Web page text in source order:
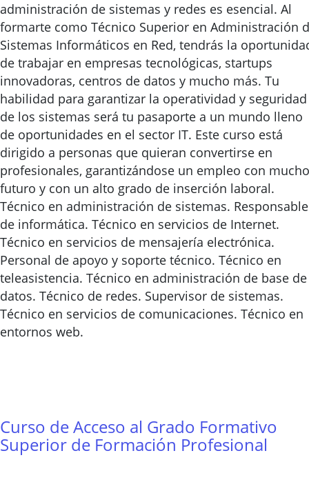
administración de sistemas y redes es esencial. Al
formarte como Técnico Superior en Administración
Sistemas Informáticos en Red, tendrás la
de trabajar en empresas tecnológicas, startups
innovadoras, centros de datos y mucho más. Tu
habilidad para garantizar la operatividad y seguridad
de los sistemas será tu pasaporte a un mundo lleno
de oportunidades en el sector IT. Este curso está
dirigido a personas que quieran convertirse en
profesionales, garantizándose un empleo con mucho
futuro y con un alto grado de inserción laboral.
Técnico en administración de sistemas. Responsable
de informática. Técnico en servicios de Internet.
Técnico en servicios de mensajería electrónica.
Personal de apoyo y soporte técnico. Técnico en
teleasistencia. Técnico en administración de base de
datos. Técnico de redes. Supervisor de sistemas.
Técnico en servicios de comunicaciones. Técnico en
entornos web.
Curso de Acceso al Grado Formativo
Superior de Formación Profesional